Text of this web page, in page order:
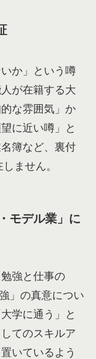
か」という噂
が在籍する大
な雰囲気」か
に近い噂」と
簿など、裏付
ません。
モデル業」に
強と仕事の
」の真意につい
学に通う」と
てのスキルア
いているよう